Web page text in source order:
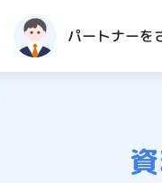
パートナーを